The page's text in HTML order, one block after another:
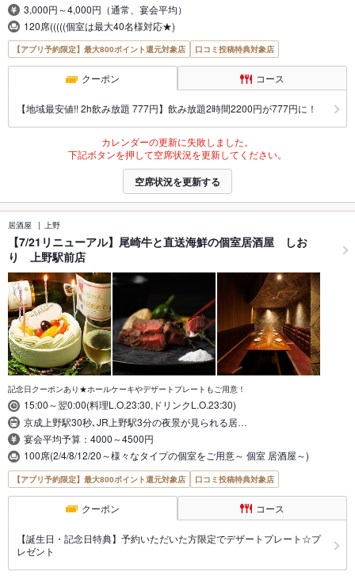
3,000円～4,000円（通常、宴会平均）
120席(((((個室は最大40名様対応★)
【アプリ予約限定】最大800ポイント還元対象店 口コミ投稿特典対象店
クーポン コース
【地域最安値!! 2h飲み放題 777円】飲み放題2時間2200円が777円に！
カレンダーの更新に失敗しました。
下記ボタンを押して空席状況を更新してください。
空席状況を更新する
居酒屋 上野
【7/21リニューアル】尾崎牛と直送海鮮の個室居酒屋 しお
り 上野駅前店
記念日クーポンあり★ホールケーキやデザートプレートもご用意！
15:00～翌0:00(料理L.O.23:30,ドリンクL.O.23:30)
京成上野駅30秒､JR上野駅3分の夜景が見られる居…
宴会平均予算：4000～4500円
100席(2/4/8/12/20～様々なタイプの個室をご用意～ 個室 居酒屋～)
【アプリ予約限定】最大800ポイント還元対象店 口コミ投稿特典対象店
クーポン コース
【誕生日・記念日特典】予約いただいた方限定でデザートプレート☆プ
レゼント